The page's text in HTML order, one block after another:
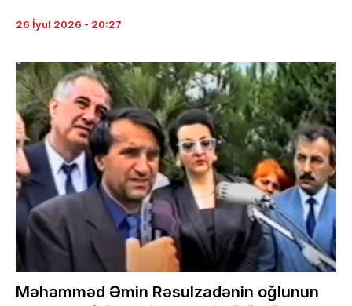
26 İyul 2026 - 20:27
Məhəmməd Əmin Rəsulzadənin oğlunun